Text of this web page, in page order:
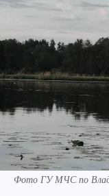
Фото ГУ МЧС по